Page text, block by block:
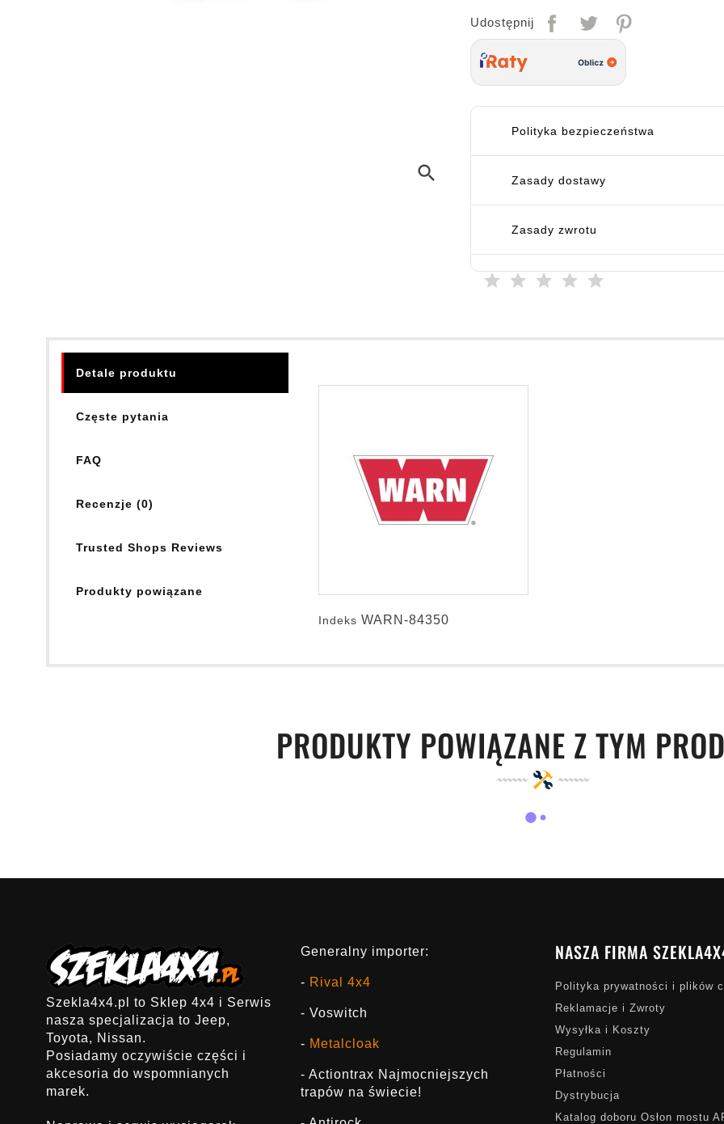
search
Udostępnij
Polityka bezpieczeństwa
Zasady dostawy
Zasady zwrotu
Detale produktu
Częste pytania
FAQ
Recenzje (0)
Trusted Shops Reviews
Produkty powiązane
Indeks WARN-84350
PRODUKTY POWIĄZANE Z TYM
Szekla4x4.pl to Sklep 4x4 i Serwis
nasza specjalizacja to Jeep,
Toyota, Nissan.
Posiadamy oczywiście części i
akcesoria do wspomnianych
marek.
Generalny importer:
- Rival 4x4
- Voswitch
- Metalcloak
- Actiontrax Najmocniejszych
trapów na świecie!
NASZA FIRMA
Polityka prywatności i plików
Reklamacje i Zwroty
Wysyłka i Koszty
Regulamin
Płatności
Dystrybucja
Katalog doboru Osłon mostu